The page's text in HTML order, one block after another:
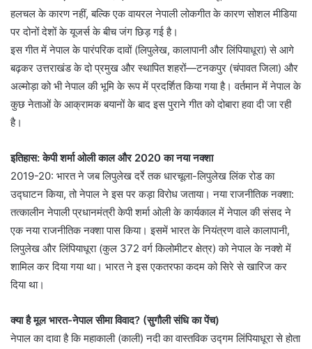
हलचल के कारण नहीं, बल्कि एक वायरल नेपाली लोकगीत के कारण सोशल मीडिया
पर दोनों देशों के यूजर्स के बीच जंग छिड़ गई है।
इस गीत में नेपाल के पारंपरिक दावों (लिपुलेख, कालापानी और लिंपियाधूरा) से आगे
बढ़कर उत्तराखंड के दो प्रमुख और स्थापित शहरों—टनकपुर (चंपावत जिला) और
अल्मोड़ा को भी नेपाल की भूमि के रूप में प्रदर्शित किया गया है। वर्तमान में नेपाल के
कुछ नेताओं के आक्रामक बयानों के बाद इस पुराने गीत को दोबारा हवा दी जा रही
है।
इतिहास: केपी शर्मा ओली काल और 2020 का नया नक्शा
2019-20: भारत ने जब लिपुलेख दर्रे तक धारचूला-लिपुलेख लिंक रोड का
उद्घाटन किया, तो नेपाल ने इस पर कड़ा विरोध जताया। नया राजनीतिक नक्शा:
तत्कालीन नेपाली प्रधानमंत्री केपी शर्मा ओली के कार्यकाल में नेपाल की संसद ने
एक नया राजनीतिक नक्शा पास किया। इसमें भारत के नियंत्रण वाले कालापानी,
लिपुलेख और लिंपियाधूरा (कुल 372 वर्ग किलोमीटर क्षेत्र) को नेपाल के नक्शे में
शामिल कर दिया गया था। भारत ने इस एकतरफा कदम को सिरे से खारिज कर
दिया था।
क्या है मूल भारत-नेपाल सीमा विवाद? (सुगौली संधि का पेंच)
नेपाल का दावा है कि महाकाली (काली) नदी का वास्तविक उद्गम लिंपियाधूरा से होता